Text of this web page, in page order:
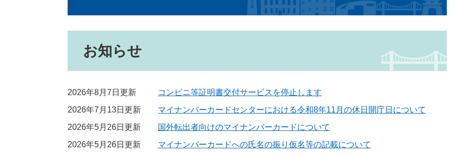
お知らせ
2026年8月7日更新
コンビニ等証明書交付サービスを停止します
2026年7月13日更新
マイナンバーカードセンターにおける令和8年11月の休日開庁日について
2026年5月26日更新
国外転出者向けのマイナンバーカードについて
2026年5月26日更新
マイナンバーカードへの氏名の振り仮名等の記載について